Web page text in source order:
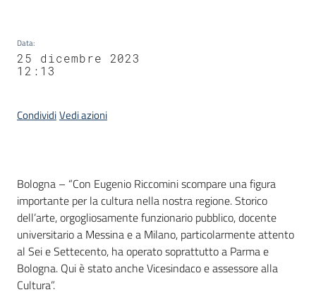
Data:
25 dicembre 2023
12:13
CondividiVedi azioni
Contenuto
Bologna – “Con Eugenio Riccomini scompare una figura
importante per la cultura nella nostra regione. Storico
dell’arte, orgogliosamente funzionario pubblico, docente
universitario a Messina e a Milano, particolarmente attento
al Sei e Settecento, ha operato soprattutto a Parma e
Bologna. Qui è stato anche Vicesindaco e assessore alla
Cultura”.